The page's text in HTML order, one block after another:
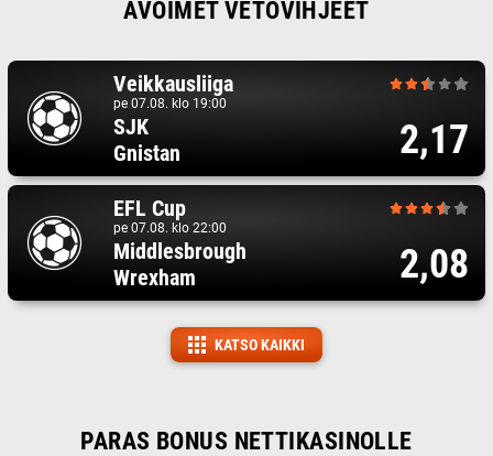
AVOIMET VETOVIHJEET
Veikkausliiga
pe 07.08. klo 19:00
SJK
Gnistan
2,17
EFL Cup
pe 07.08. klo 22:00
Middlesbrough
Wrexham
2,08
KATSO KAIKKI
PARAS BONUS NETTIKASINOLLE